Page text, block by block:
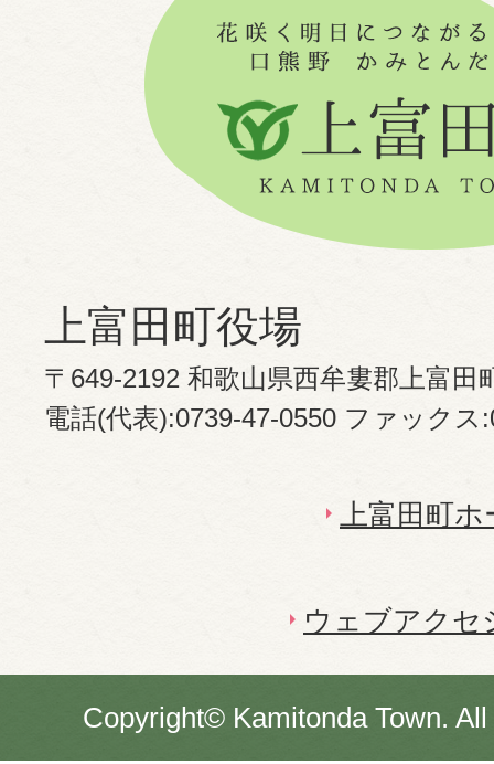
上富田町役場
〒649-2192 和歌山県西牟婁郡上富田
電話(代表):0739-47-0550 ファックス
上富田町
ウェブアクセ
Copyright© Kamitonda Town.